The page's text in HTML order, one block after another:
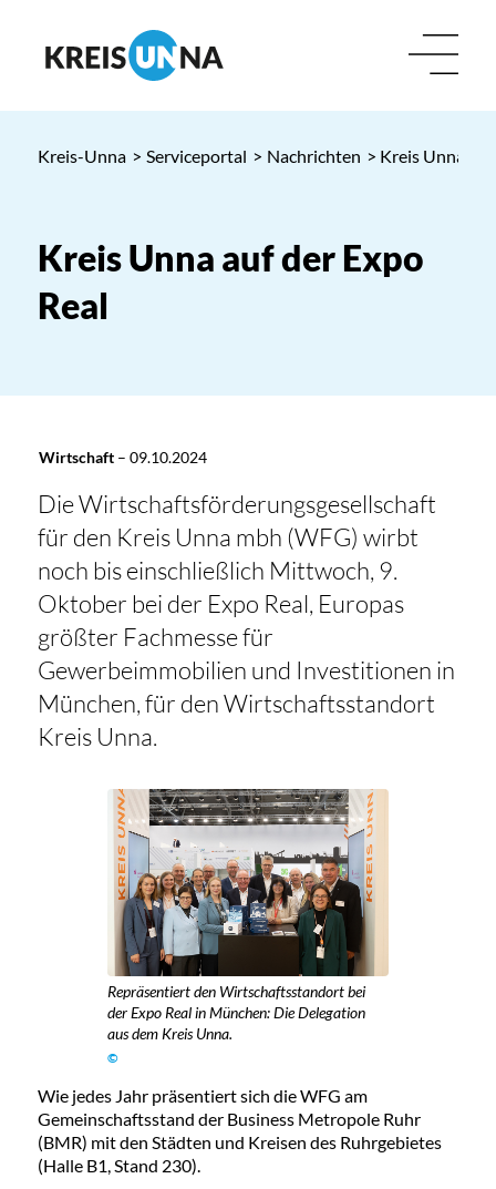
Kreis-Unna > Serviceportal > Nachrichten > Kreis Unna
Kreis Unna auf der Expo
Real
Wirtschaft– 09.10.2024
Die Wirtschaftsförderungsgesellschaft
für den Kreis Unna mbh (WFG) wirbt
noch bis einschließlich Mittwoch, 9.
Oktober bei der Expo Real, Europas
größter Fachmesse für
Gewerbeimmobilien und Investitionen in
München, für den Wirtschaftsstandort
Kreis Unna.
Repräsentiert den Wirtschaftsstandort bei
der Expo Real in München: Die Delegation
aus dem Kreis Unna.
©
Wie jedes Jahr präsentiert sich die WFG am
Gemeinschaftsstand der Business Metropole Ruhr
(BMR) mit den Städten und Kreisen des Ruhrgebietes
(Halle B1, Stand 230).